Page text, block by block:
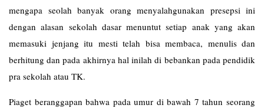
mengapa seolah banyak orang menyalahgunakan presepsi ini
dengan alasan sekolah dasar menuntut setiap anak yang akan
memasuki jenjang itu mesti telah bisa membaca, menulis dan
berhitung dan pada akhirnya hal inilah di bebankan pada pendidik
pra sekolah atau TK.
Piaget beranggapan bahwa pada umur di bawah 7 tahun seorang